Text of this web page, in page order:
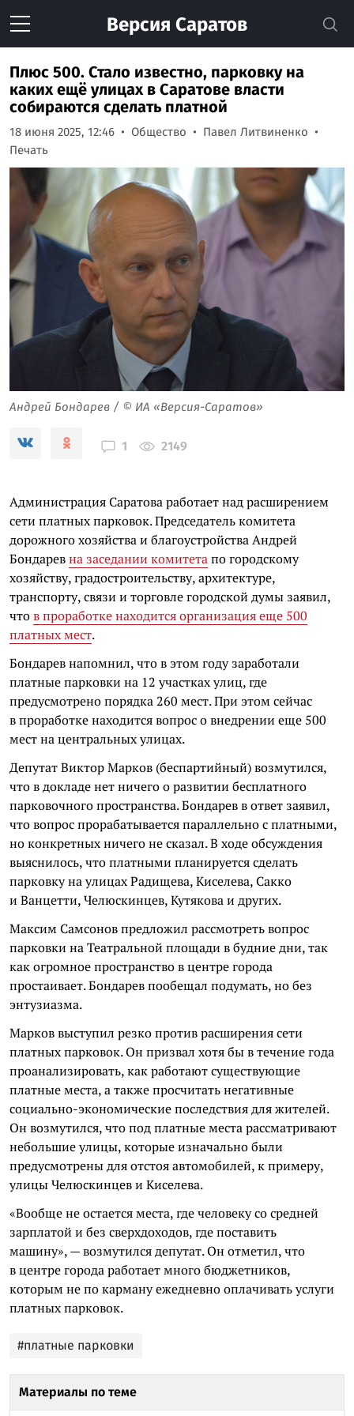
Версия Саратов
Плюс 500. Стало известно, парковку на
каких ещё улицах в Саратове власти
собираются сделать платной
18 июня 2025, 12:46 Общество
Павел Литвиненко
Печать
Андрей Бондарев / © ИА «Версия-Саратов»
1 2149
Администрация Саратова работает над расширением
сети платных парковок. Председатель комитета
дорожного хозяйства и благоустройства Андрей
Бондаревна заседании комитетапо городскому
хозяйству, градостроительству, архитектуре,
транспорту, связи и торговле городской думы заявил,
чтов проработке находится организация еще 500
платных мест.
Бондарев напомнил, что в этом году заработали
платные парковки на 12 участках улиц, где
предусмотрено порядка 260 мест. При этом сейчас
в проработке находится вопрос о внедрении еще 500
мест на центральных улицах.
Депутат Виктор Марков (беспартийный) возмутился,
что в докладе нет ничего о развитии бесплатного
парковочного пространства. Бондарев в ответ заявил,
что вопрос прорабатывается параллельно с платными,
но конкретных ничего не сказал. В ходе обсуждения
выяснилось, что платными планируется сделать
парковку на улицах Радищева, Киселева, Сакко
и Ванцетти, Челюскинцев, Кутякова и других.
Максим Самсонов предложил рассмотреть вопрос
парковки на Театральной площади в будние дни, так
как огромное пространство в центре города
простаивает. Бондарев пообещал подумать, но без
энтузиазма.
Марков выступил резко против расширения сети
платных парковок. Он призвал хотя бы в течение года
проанализировать, как работают существующие
платные места, а также просчитать негативные
социально-экономические последствия для жителей.
Он возмутился, что под платные места рассматривают
небольшие улицы, которые изначально были
предусмотрены для отстоя автомобилей, к примеру,
улицы Челюскинцев и Киселева.
«Вообще не остается места, где человеку со средней
зарплатой и без сверхдоходов, где поставить
машину», — возмутился депутат. Он отметил, что
в центре города работает много бюджетников,
которым не по карману ежедневно оплачивать услуги
платных парковок.
#платные парковки
Материалы по теме